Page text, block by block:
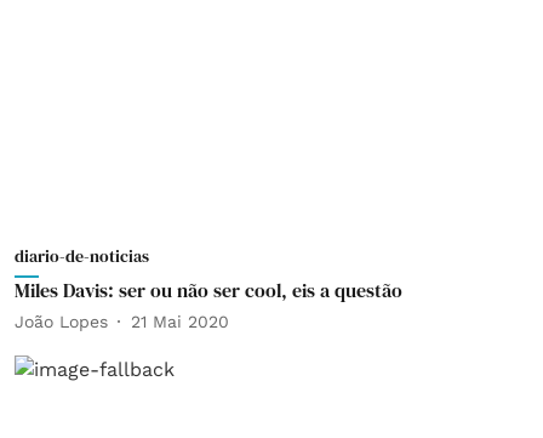
diario-de-noticias
Miles Davis: ser ou não ser cool, eis a questão
João Lopes 21 Mai 2020